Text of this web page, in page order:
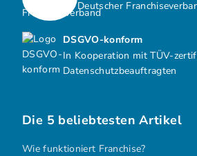
DSGVO-konform
In Kooperation mit TÜV-
Datenschutzbeauftragten
Deutscher
Die 5 beliebtesten Artikel
Wie funktioniert Franchise?